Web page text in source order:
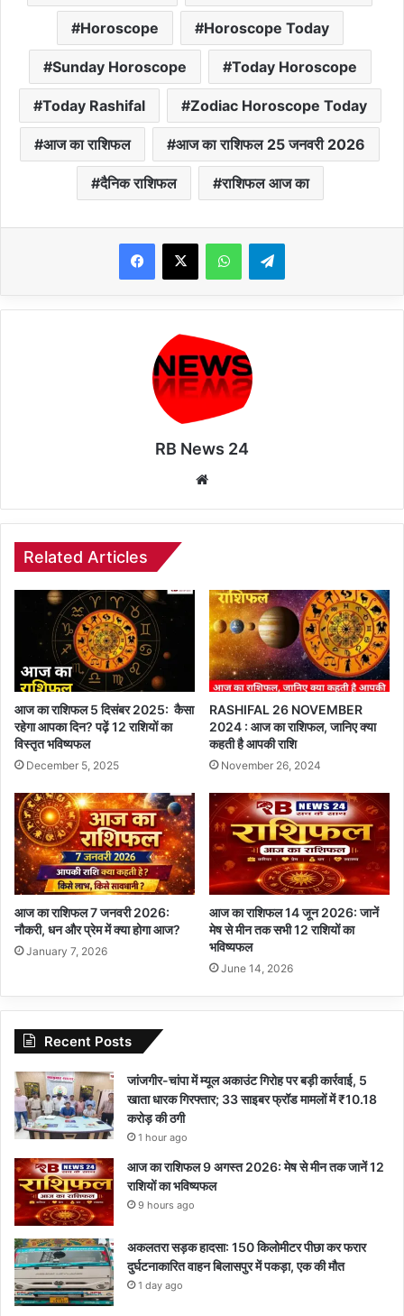
Horoscope Horoscope Today
Sunday Horoscope Today Horoscope
Today Rashifal Zodiac Horoscope Today
आज का राशिफल आज का राशिफल 25 जनवरी 2026
दैनिक राशिफल राशिफल आज का
WhatsAppTelegram
RB News 24
Related Articles
आज का राशिफल 5 दिसंबर 2025: कैसा
रहेगा आपका दिन? पढ़ें 12 राशियों का
विस्तृत भविष्यफल
December 5, 2025
RASHIFAL 26 NOVEMBER
2024 : आज का राशिफल, जानिए क्या
कहती है आपकी राशि
November 26, 2024
आज का राशिफल 7 जनवरी 2026:
नौकरी, धन और प्रेम में क्या होगा आज?
January 7, 2026
आज का राशिफल 14 जून 2026: जानें
मेष से मीन तक सभी 12 राशियों का
भविष्यफल
June 14, 2026
Recent Posts
जांजगीर-चांपा में म्यूल अकाउंट गिरोह पर बड़ी कार्रवाई, 5
खाता धारक गिरफ्तार; 33 साइबर फ्रॉड मामलों में ₹10.18
करोड़ की ठगी
1 hour ago
आज का राशिफल 9 अगस्त 2026: मेष से मीन तक जानें 12
राशियों का भविष्यफल
9 hours ago
अकलतरा सड़क हादसा: 150 किलोमीटर पीछा कर फरार
दुर्घटनाकारित वाहन बिलासपुर में पकड़ा, एक की मौत
1 day ago